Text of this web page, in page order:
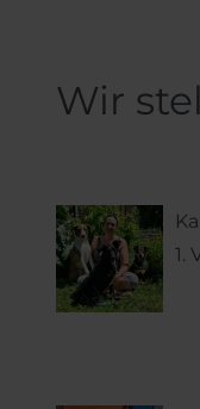
Wir
1.